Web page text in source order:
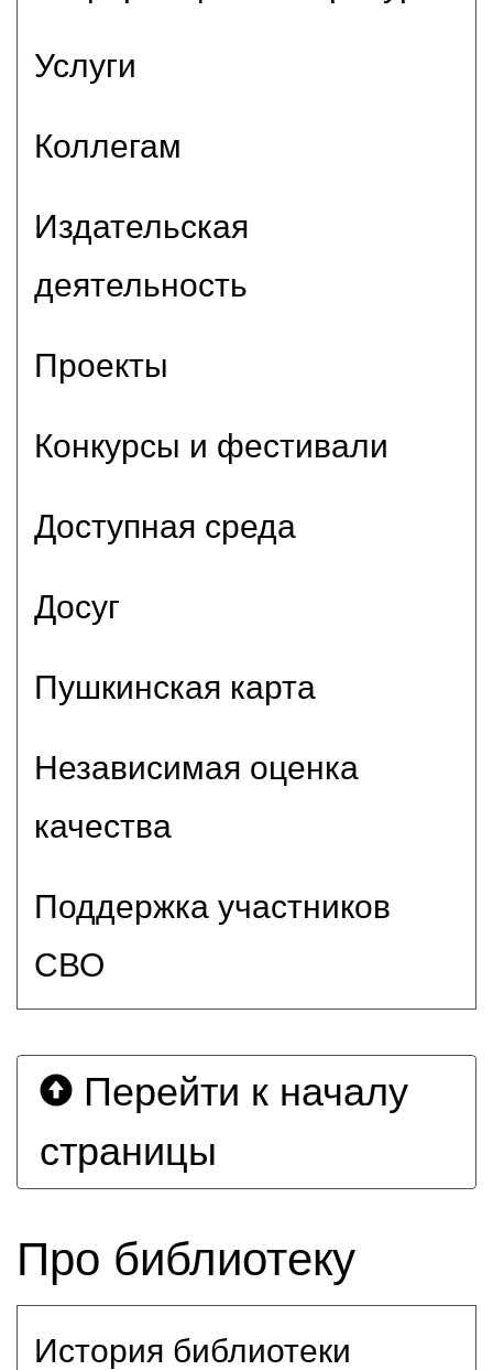
Услуги
Коллегам
Издательская
деятельность
Проекты
Конкурсы и фестивали
Доступная среда
Досуг
Пушкинская карта
Независимая оценка
качества
Поддержка участников
СВО
Перейти к началу
страницы
Про библиотеку
История библиотеки